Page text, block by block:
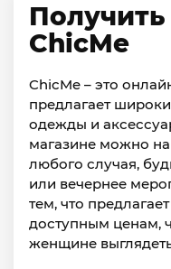
ChicMe
ChicMe – это
предлагает
одежды и
магазине можно
любого случая,
или вечернее
тем, что
доступным ценам,
женщине